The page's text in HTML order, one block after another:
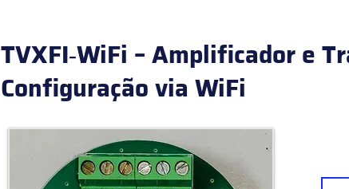
TVXFI‑WiFi – Amplificador e
Configuração via WiFi